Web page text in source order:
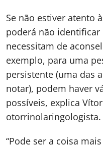
Se não estiver atento
poderá não
necessitam de
exemplo, para uma
persistente (uma das
notar), podem haver
possíveis, explica
otorrinolaringologista.
“Pode ser a coisa